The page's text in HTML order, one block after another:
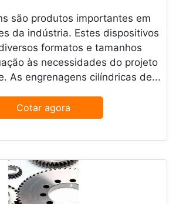
são produtos importantes em
da indústria. Estes dispositivos
formatos e tamanhos
às necessidades do projeto
As engrenagens cilíndricas de...
Cotar agora